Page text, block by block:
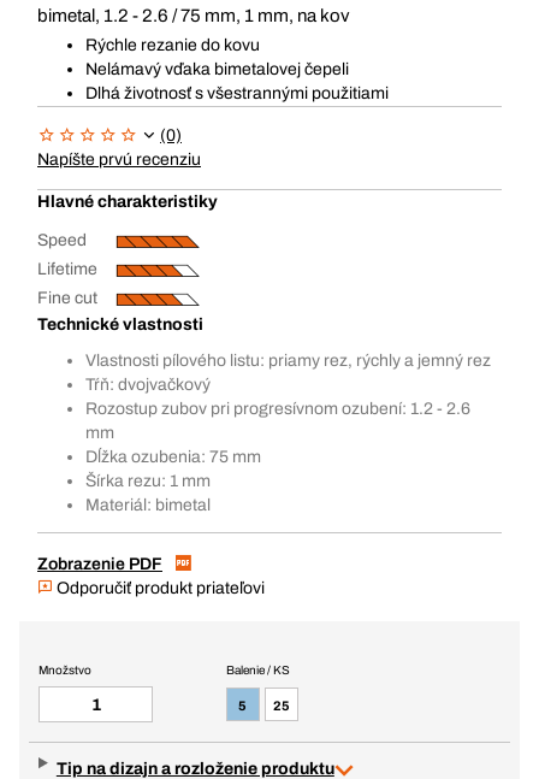
bimetal, 1.2 - 2.6 / 75 mm, 1 mm, na kov
Rýchle rezanie do kovu
Nelámavý vďaka bimetalovej čepeli
Dlhá životnosť s všestrannými použitiami
(0)
Napíšte prvú recenziu
Hlavné charakteristiky
Speed
Lifetime
Fine cut
Technické vlastnosti
Vlastnosti pílového listu: priamy rez, rýchly a jemný rez
Tŕň: dvojvačkový
Rozostup zubov pri progresívnom ozubení: 1.2 - 2.6
mm
Dĺžka ozubenia: 75 mm
Šírka rezu: 1 mm
Materiál: bimetal
Zobrazenie PDF
Odporučiť produkt priateľovi
Balenie / KS
5 25
Množstvo
Tip na dizajn a rozloženie produktu